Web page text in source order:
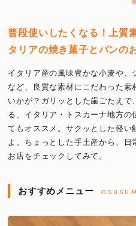
普段使いしたくなる！上質
タリアの焼き菓子とパンの
イタリア産の風味豊かな小麦や
など、良質な素材にこだわった
いかが？ガリッとした歯ごたえで
る、イタリア・トスカーナ地方の
てもオススメ。サクッとした軽い
よ。ちょっとした手土産から、
お店をチェックしてみて。
おすすめメニュー